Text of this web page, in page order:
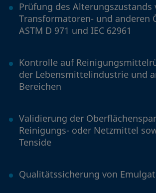
Prüfung des Alterungszustands
Transformatoren- und anderen
ASTM D 971 und IEC 62961
Kontrolle auf
der Lebensmittelindustrie und
Bereichen
Validierung der
Reinigungs- oder Netzmittel
Tenside
Qualitätssicherung von